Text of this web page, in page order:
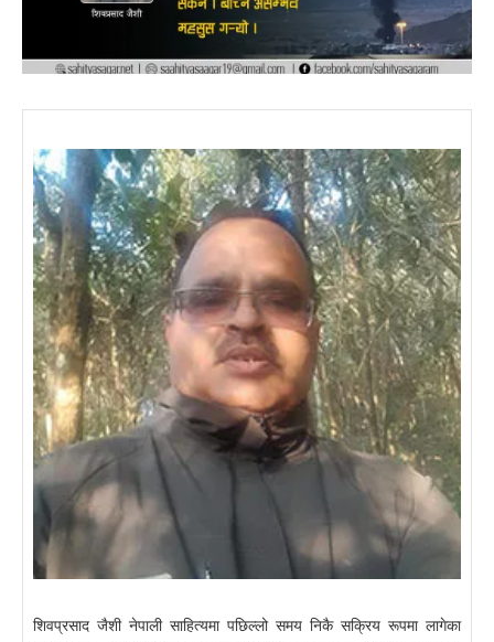
शिवप्रसाद जैशी नेपाली साहित्यमा पछिल्लो समय निकै सक्रिय रूपमा लागेका